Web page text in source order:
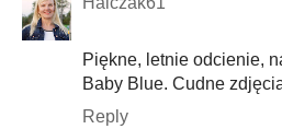
Piękne, letnie odcienie,
Baby Blue. Cudne
Reply